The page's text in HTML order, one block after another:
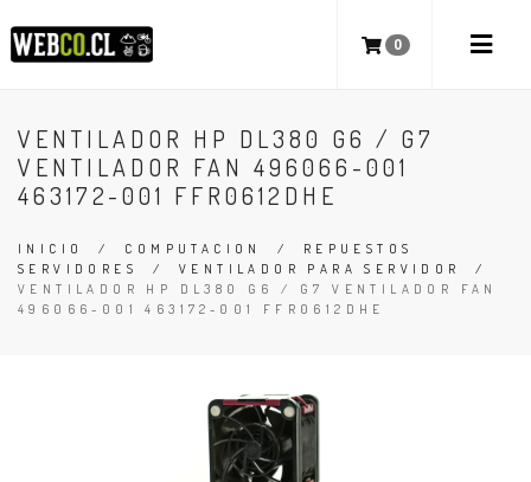
0
VENTILADOR HP DL380 G6 / G7
VENTILADOR FAN 496066-001
463172-001 FFR0612DHE
INICIO / COMPUTACION / REPUESTOS
SERVIDORES
/VENTILADOR PARA SERVIDOR
/
VENTILADOR HP DL380 G6 / G7 VENTILADOR FAN
496066-001 463172-001 FFR0612DHE